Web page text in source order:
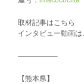
取材記事はこちら
インタビュー動画は
—————–
【熊本県】